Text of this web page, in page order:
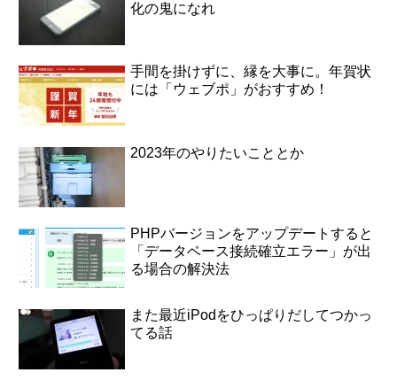
化の鬼になれ
手間を掛けずに、縁を大事に。年賀状
には「ウェブポ」がおすすめ！
2023年のやりたいこととか
PHPバージョンをアップデートすると
「データベース接続確立エラー」が出
る場合の解決法
また最近iPodをひっぱりだしてつかっ
てる話